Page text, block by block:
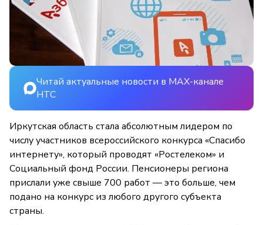
Читай актуальные новости в MAX-канале
НТС
Иркутская область стала абсолютным лидером по
числу участников всероссийского конкурса «Спасибо
интернету», который проводят «Ростелеком» и
Социальный фонд России. Пенсионеры региона
прислали уже свыше 700 работ — это больше, чем
подано на конкурс из любого другого субъекта
страны.